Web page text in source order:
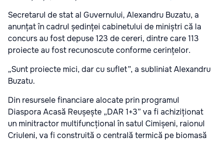
Secretarul de stat al Guvernului, Alexandru Buzatu, a
anunțat în cadrul ședinței cabinetului de miniștri că la
concurs au fost depuse 123 de cereri, dintre care 113
proiecte au fost recunoscute conforme cerințelor.
„Sunt proiecte mici, dar cu suflet”, a subliniat Alexandru
Buzatu.
Din resursele financiare alocate prin programul
Diaspora Acasă Reușește „DAR 1+3” va fi achiziționat
un minitractor multifuncțional în satul Cimișeni, raionul
Criuleni, va fi construită o centrală termică pe biomasă